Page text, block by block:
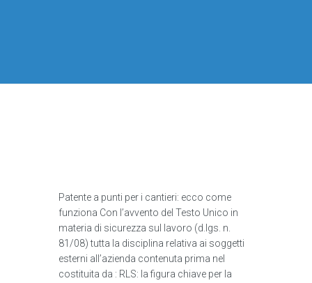
Patente a punti per i cantieri: ecco come
funziona Con l’avvento del Testo Unico in
materia di sicurezza sul lavoro (d.lgs. n.
81/08) tutta la disciplina relativa ai soggetti
esterni all’azienda contenuta prima nel
costituita da : RLS: la figura chiave per la